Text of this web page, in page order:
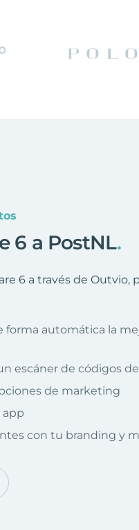
6 a PostNL.
6 a través de Outvio,
forma automática la
escáner de códigos de
de marketing
app
con tu branding y